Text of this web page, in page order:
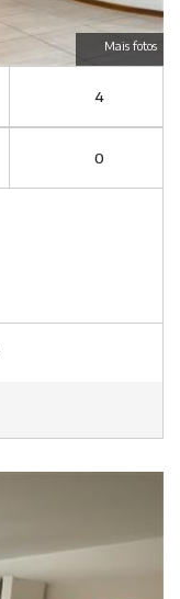
Mais fotos
4
0